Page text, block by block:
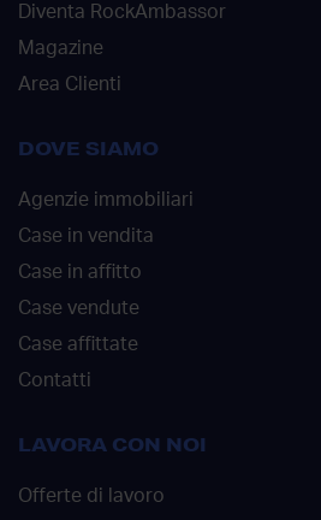
Diventa RockAmbassor
Magazine
Area Clienti
DOVE SIAMO
Agenzie immobiliari
Case in vendita
Case in affitto
Case vendute
Case affittate
Contatti
LAVORA CON NOI
Offerte di lavoro